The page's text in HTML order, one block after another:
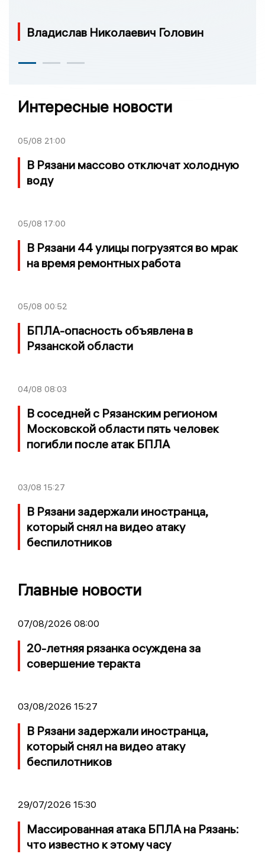
Владислав Николаевич Головин
Интересные новости
05/08 21:00
В Рязани массово отключат холодную
воду
05/08 17:00
В Рязани 44 улицы погрузятся во мрак
на время ремонтных работа
05/08 00:52
БПЛА-опасность объявлена в
Рязанской области
04/08 08:03
В соседней с Рязанским регионом
Московской области пять человек
погибли после атак БПЛА
03/08 15:27
В Рязани задержали иностранца,
который снял на видео атаку
беспилотников
Главные новости
07/08/2026 08:00
20-летняя рязанка осуждена за
совершение теракта
03/08/2026 15:27
В Рязани задержали иностранца,
который снял на видео атаку
беспилотников
29/07/2026 15:30
Массированная атака БПЛА на Рязань:
что известно к этому часу